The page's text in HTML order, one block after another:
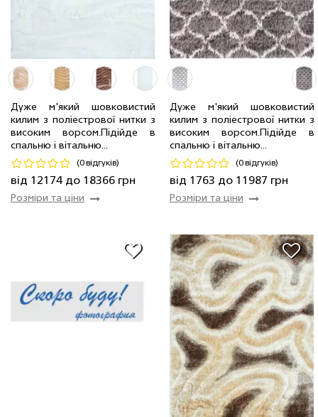
Дуже м'який шовковистий
килим з поліестрової нитки з
високим ворсом.Пiдiйде в
спальню і вітальню...
(0 відгуків)
від 12174 до 18366 грн
Розміри та ціни
2.0 x 2.9 м 4 шт
12174 грн
2.5 x 3.5 м
2 шт 18366 грн
Код 8567
Купити
Дуже м'який шовковистий
килим з поліестрової нитки з
високим ворсом.Пiдiйде в
спальню і вітальню...
(0 відгуків)
від 1763 до 11987 грн
Розміри та ціни
0.8 x 1.5 м 60 шт 1763 грн
1.2 x 1.8 м 3173 грн
2.0 x 2.9 м 8520 грн
1.6 x 2.3 м 64 шт
5406 грн
2.4 x 3.4 м
24 шт 11987 грн
Код 18226
Купити